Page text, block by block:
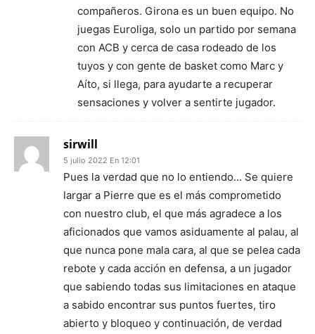
compañeros. Girona es un buen equipo. No
juegas Euroliga, solo un partido por semana
con ACB y cerca de casa rodeado de los
tuyos y con gente de basket como Marc y
Aíto, si llega, para ayudarte a recuperar
sensaciones y volver a sentirte jugador.
sirwill
5 julio 2022 En 12:01
Pues la verdad que no lo entiendo… Se quiere
largar a Pierre que es el más comprometido
con nuestro club, el que más agradece a los
aficionados que vamos asiduamente al palau, al
que nunca pone mala cara, al que se pelea cada
rebote y cada acción en defensa, a un jugador
que sabiendo todas sus limitaciones en ataque
a sabido encontrar sus puntos fuertes, tiro
abierto y bloqueo y continuación, de verdad